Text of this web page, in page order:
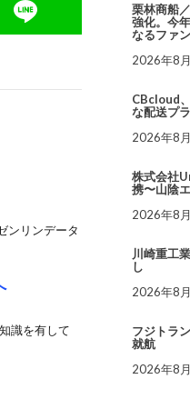
ンリンデータ
識を有して
栗林商船
強化。今
なるファ
2026年8
CBcloud
な配送プ
2026年8
株式会社
携〜山陰
2026年8
川崎重工
し
2026年8
フジトラ
就航
2026年8